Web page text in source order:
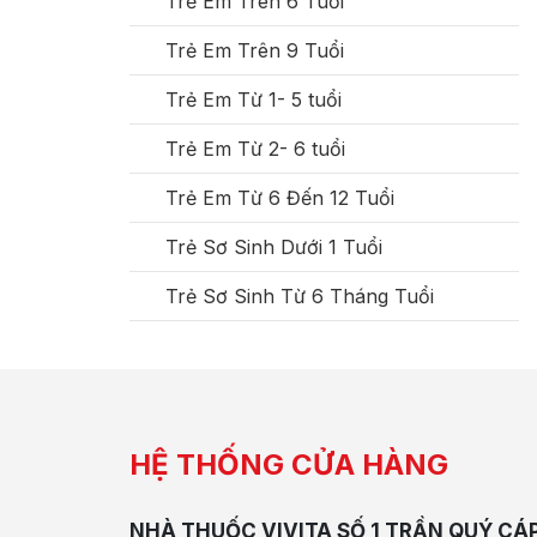
Trẻ Em Trên 9 Tuổi
Trẻ Em Từ 1- 5 tuổi
Trẻ Em Từ 2- 6 tuổi
Trẻ Em Từ 6 Đến 12 Tuổi
Trẻ Sơ Sinh Dưới 1 Tuổi
Trẻ Sơ Sinh Từ 6 Tháng Tuổi
HỆ THỐNG CỬA HÀNG
NHÀ THUỐC VIVITA SỐ 1 TRẦN QUÝ